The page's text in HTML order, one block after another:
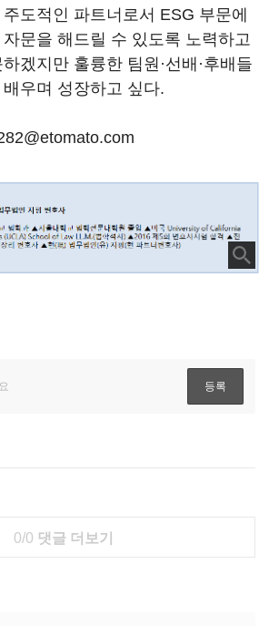
도적인 파트너로서 ESG 부문에
문을 해드릴 수 있도록 노력하고
겠지만 훌륭한 팀원·선배·후배들
우며 성장하고 싶다.
0/0 댓글 더보기